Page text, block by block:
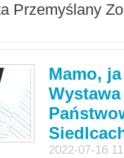
Przemyślany
Mamo,
2022-07-16